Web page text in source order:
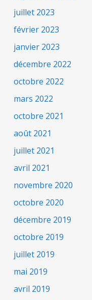
juillet 2023
février 2023
janvier 2023
décembre 2022
octobre 2022
mars 2022
octobre 2021
août 2021
juillet 2021
avril 2021
novembre 2020
octobre 2020
décembre 2019
octobre 2019
juillet 2019
mai 2019
avril 2019